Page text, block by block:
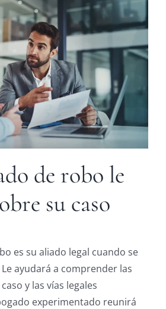
de robo le
su caso
es su aliado legal cuando se
ayudará a comprender las
y las vías legales
experimentado reunirá